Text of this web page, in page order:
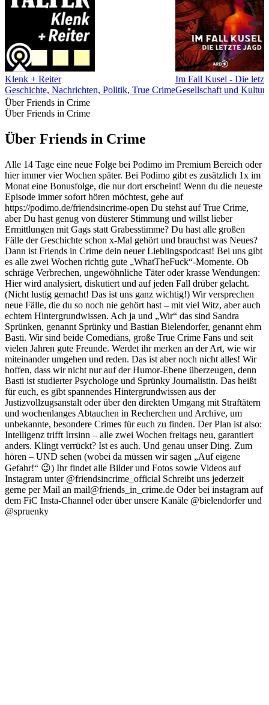
Klenk + Reiter
Geschichte, Nachrichten, Politik, True Crime
Im Fall Kusel - Die
Gesellschaft und
Über Friends in Crime
Über Friends in Crime
Über Friends in Crime
Alle 14 Tage eine neue Folge bei Podimo im Premium Bereich oder
hier immer vier Wochen später. Bei Podimo gibt es zusätzlich 1x im
Monat eine Bonusfolge, die nur dort erscheint! Wenn du die neueste
Episode immer sofort hören möchtest, gehe auf
https://podimo.de/friendsincrime-open Du stehst auf True Crime,
aber Du hast genug von düsterer Stimmung und willst lieber
Ermittlungen mit Gags statt Grabesstimme? Du hast alle großen
Fälle der Geschichte schon x-Mal gehört und brauchst was Neues?
Dann ist Friends in Crime dein neuer Lieblingspodcast! Bei uns gibt
es alle zwei Wochen richtig gute „WhatTheFuck“-Momente. Ob
schräge Verbrechen, ungewöhnliche Täter oder krasse Wendungen:
Hier wird analysiert, diskutiert und auf jeden Fall drüber gelacht.
(Nicht lustig gemacht! Das ist uns ganz wichtig!) Wir versprechen
neue Fälle, die du so noch nie gehört hast – mit viel Witz, aber auch
echtem Hintergrundwissen. Ach ja und „Wir“ das sind Sandra
Sprünken, genannt Sprünky und Bastian Bielendorfer, genannt ehm
Basti. Wir sind beide Comedians, große True Crime Fans und seit
vielen Jahren gute Freunde. Werdet ihr merken an der Art, wie wir
miteinander umgehen und reden. Das ist aber noch nicht alles! Wir
hoffen, dass wir nicht nur auf der Humor-Ebene überzeugen, denn
Basti ist studierter Psychologe und Sprünky Journalistin. Das heißt
für euch, es gibt spannendes Hintergrundwissen aus der
Justizvollzugsanstalt oder über den direkten Umgang mit Straftätern
und wochenlanges Abtauchen in Recherchen und Archive, um
unbekannte, besondere Crimes für euch zu finden. Der Plan ist also:
Intelligenz trifft Irrsinn – alle zwei Wochen freitags neu, garantiert
anders. Klingt verrückt? Ist es auch. Und genau unser Ding. Zum
hören – UND sehen (wobei da müssen wir sagen „Auf eigene
Gefahr!“ 😉) Ihr findet alle Bilder und Fotos sowie Videos auf
Instagram unter @friendsincrime_official Schreibt uns jederzeit
gerne per Mail an mail@friends_in_crime.de Oder bei instagram auf
dem FiC Insta-Channel oder über unsere Kanäle @bielendorfer und
@spruenky